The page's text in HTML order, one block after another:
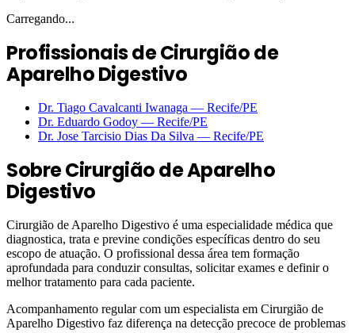
Carregando...
Profissionais de Cirurgião de
Aparelho Digestivo
Dr. Tiago Cavalcanti Iwanaga — Recife/PE
Dr. Eduardo Godoy — Recife/PE
Dr. Jose Tarcisio Dias Da Silva — Recife/PE
SobreCirurgião de Aparelho
Digestivo
Cirurgião de Aparelho Digestivo é uma especialidade médica que
diagnostica, trata e previne condições específicas dentro do seu
escopo de atuação. O profissional dessa área tem formação
aprofundada para conduzir consultas, solicitar exames e definir o
melhor tratamento para cada paciente.
Acompanhamento regular com um especialista em Cirurgião de
Aparelho Digestivo faz diferença na detecção precoce de problemas